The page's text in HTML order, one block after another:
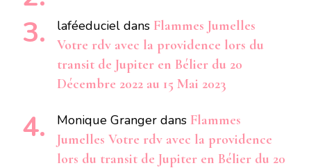
laféeduciel dans Flammes Jumelles
Votre rdv avec la providence lors du
transit de Jupiter en Bélier du 20
Décembre 2022 au 15 Mai 2023
Monique Granger dans Flammes
Jumelles Votre rdv avec la providence
lors du transit de Jupiter en Bélier du 20